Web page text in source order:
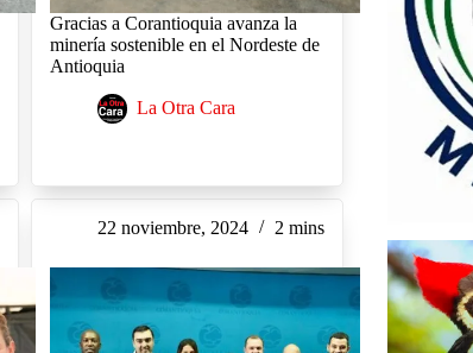
Gracias a Corantioquia avanza la
minería sostenible en el Nordeste de
Antioquia
La Otra Cara
22 noviembre, 2024 2 mins